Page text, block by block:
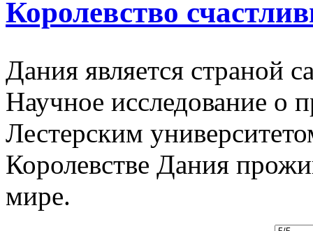
Королевство
Дания является страной
Научное исследование о
Лестерским
Королевстве Дания
мире.